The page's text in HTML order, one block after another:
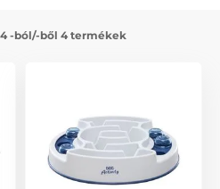
-ból/-ből 4 termékek